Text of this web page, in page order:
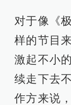
对于像《
样的节目
激起不小
续走下去
作方来说